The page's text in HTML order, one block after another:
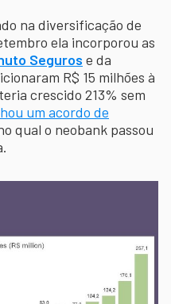
na diversificação de
ela incorporou as
Seguros e da
R$ 15 milhões à
crescido 213% sem
um acordo de
qual o neobank passou